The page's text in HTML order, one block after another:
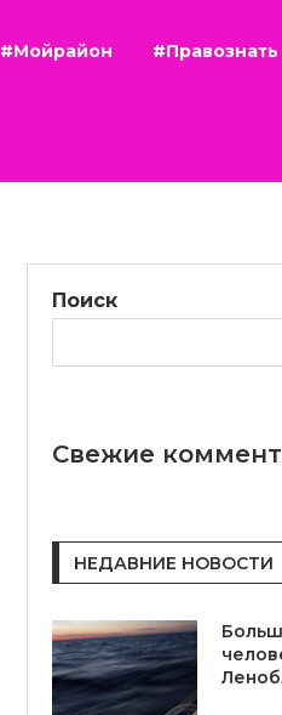
#Мойрайон #Правознать
Поиск
Свежие
НЕДАВНИЕ НОВОСТИ